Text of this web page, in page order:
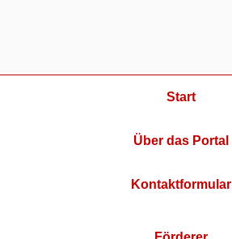
Start
Über das Portal
Kontaktformular